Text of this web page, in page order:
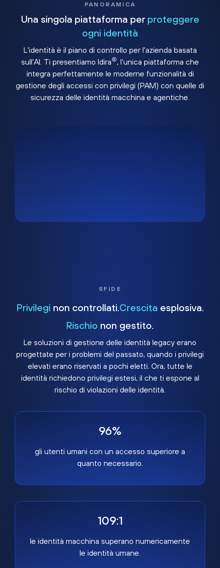
PANORAMICA
Una singola piattaforma per proteggere
ogni identità
L'identità è il piano di controllo per l'azienda basata
sull'AI. Ti presentiamo Idira®, l'unica piattaforma che
integra perfettamente le moderne funzionalità di
gestione degli accessi con privilegi (PAM) con quelle di
sicurezza delle identità macchina e agentiche.
SFIDE
Privilegi non controllati. Crescita esplosiva.
Rischio non gestito.
Le soluzioni di gestione delle identità legacy erano
progettate per i problemi del passato, quando i privilegi
elevati erano riservati a pochi eletti. Ora, tutte le
identità richiedono privilegi estesi, il che ti espone al
rischio di violazioni delle identità.
96%
gli utenti umani con un accesso superiore a
quanto necessario.
109:1
le identità macchina superano numericamente
le identità umane.